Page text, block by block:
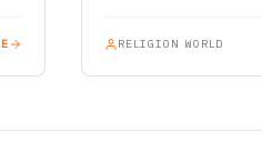
RELIGION WORLD